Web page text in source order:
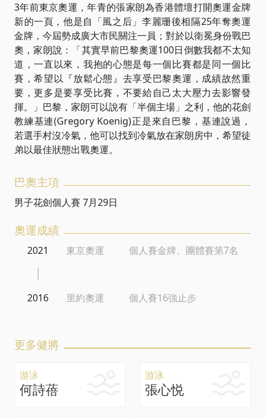
3年前東京奧運，年青的張家朗為香港體壇打開奧運金牌
新的一頁，他是自「風之后」李麗珊後相隔25年奪奧運
金牌，今屆勢成廣大市民關注一員；對於以衛冕身份戰巴
奧，家朗說：「其實早前巴黎奧運100日倒數我都不太知
道，一直以來，我抱的心態是每一個比賽都是同一個比
賽，希望以『放鬆心態』去享受巴黎奧運，成績故然重
要，更多是要享受比賽，不要給自己太大壓力去影響發
揮。」巴黎，家朗可以說有「半個主場」之利，他的花劍
教練基連(Gregory Koenig)正是來自巴黎，基連說過，
若選手村沒冷氣，他可以找到冷氣放在家朗房中，希望徒
弟以最佳狀態出戰奧運。
巴奧主項
男子花劍個人賽 7月29日
奧運成績
2021 東京奧運 個人賽金牌、團體賽第7名
2016 里約奧運 個人賽16強止步
更多健將
游泳
何詩蓓
游泳
張心悦